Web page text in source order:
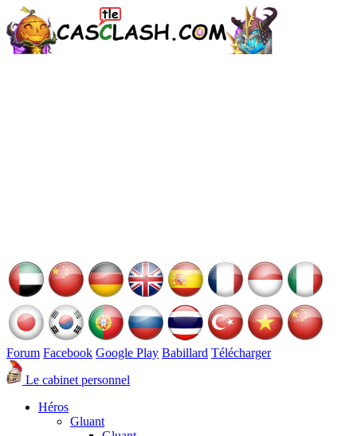
Forum Facebook Google Play Babillard Télécharger
Le cabinet personnel
Héros
Gluant